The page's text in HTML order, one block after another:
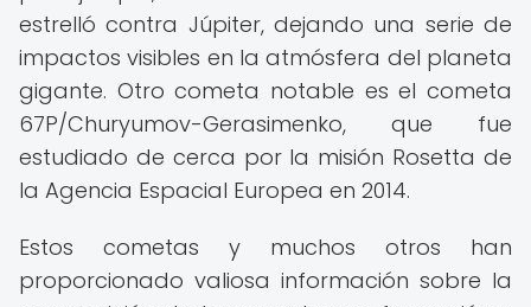
estrelló contra Júpiter, dejando una serie de
impactos visibles en la atmósfera del planeta
gigante. Otro cometa notable es el cometa
67P/Churyumov-Gerasimenko, que fue
estudiado de cerca por la misión Rosetta de
la Agencia Espacial Europea en 2014.
Estos cometas y muchos otros han
proporcionado valiosa información sobre la